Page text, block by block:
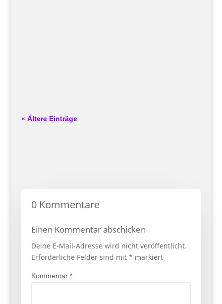
« Ältere Einträge
0 Kommentare
Einen Kommentar abschicken
Deine E-Mail-Adresse wird nicht veröffentlicht.
Erforderliche Felder sind mit * markiert
Kommentar *